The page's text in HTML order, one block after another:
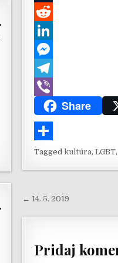
e
b
o
o
k
i
t
e
r
h
a
t
s
A
p
T
u
m
b
R
e
d
d
t
L
n
e
d
M
e
s
e
e
r
T
l
e
a
m
i
b
Share
S
h
Taggedkultúra,LGBT
Navigácia v
← 14. 5. 2019
Pridaj